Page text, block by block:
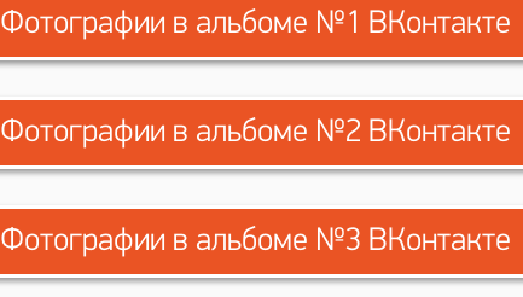
Фотографии в альбоме №1 ВКонтакте
Фотографии в альбоме №2 ВКонтакте
Фотографии в альбоме №3 ВКонтакте